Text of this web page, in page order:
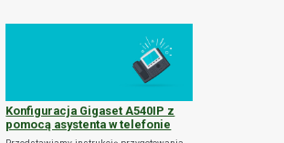
Konfiguracja Gigaset A540IP z
pomocą asystenta w telefonie